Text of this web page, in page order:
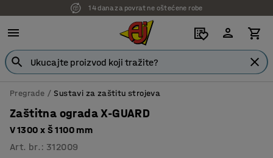
14 dana za povrat ne oštećene robe
7 godina garancije
Pregrade Sustavi za zaštitu strojeva
Zaštitna ograda X-GUARD
V 1300 x Š 1100 mm
Art. br. : 312009